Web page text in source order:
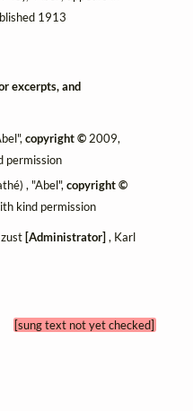
1913
excerpts, and
copyright © 2009,
permission
, "Abel",copyright ©
kind permission
[Administrator] , Karl
[sung text not yet checked]